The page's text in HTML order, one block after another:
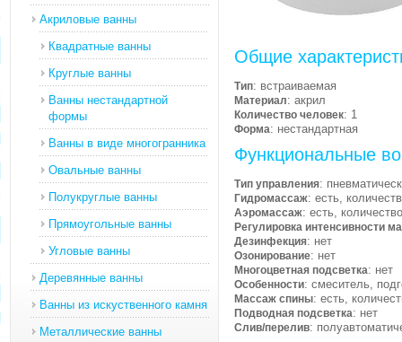
Акриловые ванны
Квадратные ванны
Круглые ванны
Ванны нестандартной
формы
Ванны в виде многогранника
Овальные ванны
Полукруглые ванны
Прямоугольные ванны
Угловые ванны
Деревянные ванны
Ванны из искуственного камня
Металлические ванны
Общие
Тип: встраиваемая
Материал: акрил
Количество человек: 1
Форма: нестандартная
Функциональные
Тип управления:
Гидромассаж: есть,
Аэромассаж: есть,
Регулировка интенсивности
Дезинфекция: нет
Озонирование: нет
Многоцветная подсветка: нет
Особенности: смеситель,
Массаж спины: есть,
Подводная подсветка: нет
Слив/перелив: